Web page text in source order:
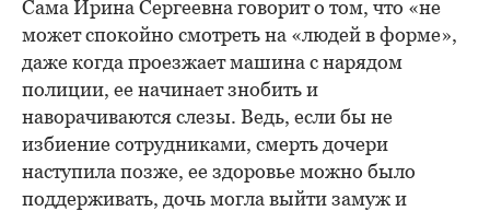
Сама Ирина Сергеевна говорит о том, что «не
может спокойно смотреть на «людей в форме»,
даже когда проезжает машина с нарядом
полиции, ее начинает знобить и
наворачиваются слезы. Ведь, если бы не
избиение сотрудниками, смерть дочери
наступила позже, ее здоровье можно было
поддерживать, дочь могла выйти замуж и